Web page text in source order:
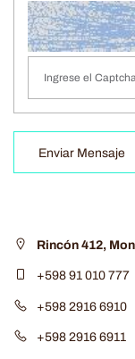
Enviar Mensaje
Rincón 412,
+598 91 010 777
+598 2916 6910
+598 2916 6911